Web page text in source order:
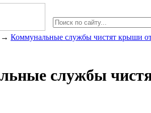
→ Коммунальные службы чистят крыши от
службы